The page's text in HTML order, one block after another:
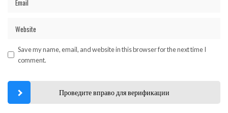
Save my name, email, and website in this browser for the next time I
comment.
Проведите вправо для верификации